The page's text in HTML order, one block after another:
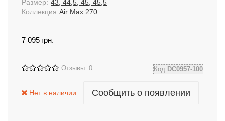
Размер: 43, 44,5, 45, 45,5
Коллекция Air Max 270
7 095 грн.
Отзывы: 0 Код DC0957-100
Нет в наличии Сообщить о появлении